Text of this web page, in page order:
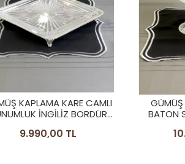
KAPLAMA AYAKLI
SUNUMLUK İNGİLİZ
10.790,00 TL
CAMLI